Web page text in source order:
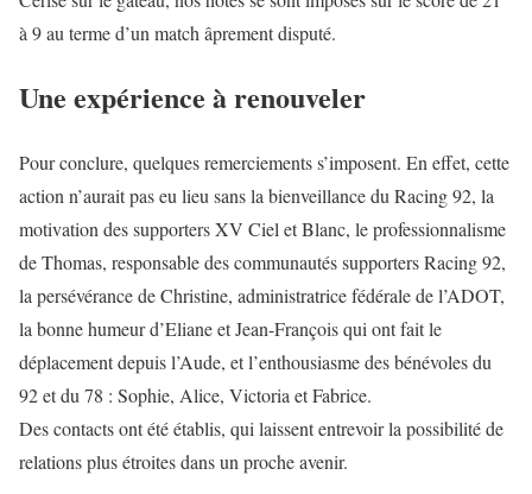
à 9 au terme d’un match âprement disputé.
Une expérience à renouveler
Pour conclure, quelques remerciements s’imposent. En effet, cette
action n’aurait pas eu lieu sans la bienveillance du Racing 92, la
motivation des supporters XV Ciel et Blanc, le professionnalisme
de Thomas, responsable des communautés supporters Racing 92,
la persévérance de Christine, administratrice fédérale de l’ADOT,
la bonne humeur d’Eliane et Jean-François qui ont fait le
déplacement depuis l’Aude, et l’enthousiasme des bénévoles du
92 et du 78 : Sophie, Alice, Victoria et Fabrice.
Des contacts ont été établis, qui laissent entrevoir la possibilité de
relations plus étroites dans un proche avenir.